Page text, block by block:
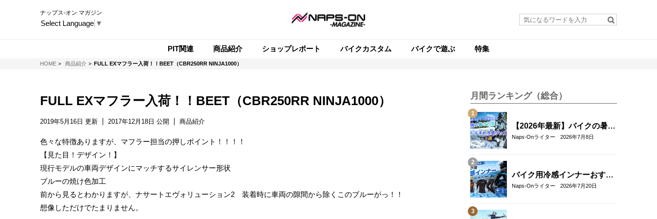
ナップス-オン マガジン
Select Language ▼
PIT関連 商品紹介 ショップレポート バイクカスタム バイクで遊ぶ 特集
HOMENAPS-ON マガジン
商品紹介 FULL EXマフラー入荷！！BEET（CBR250RR NINJA1000）
FULL EXマフラー入荷！！BEET（CBR250RR NINJA1000）
2019年5月16日 更新 2017年12月18日 公開 商品紹介
色々な特徴ありますが、マフラー担当の押しポイント！！！！
【見た目！デザイン！】
現行モデルの車両デザインにマッチするサイレンサー形状
ブルーの焼け色加工
前から見るとわかりますが、ナサートエヴォリューション2 装着時に車両の隙間から除くこのブルーがっ！！
想像しただけでたまりません。
月間ランキング（総合）
【2026年最新】バイクの暑さ
対策・冷感グッズおすすめ8
Naps-Onライター 2026年7月8日
バイク用冷感インナーおすす
め22選！夏のツーリングを快
Naps-Onライター 2026年7月20日